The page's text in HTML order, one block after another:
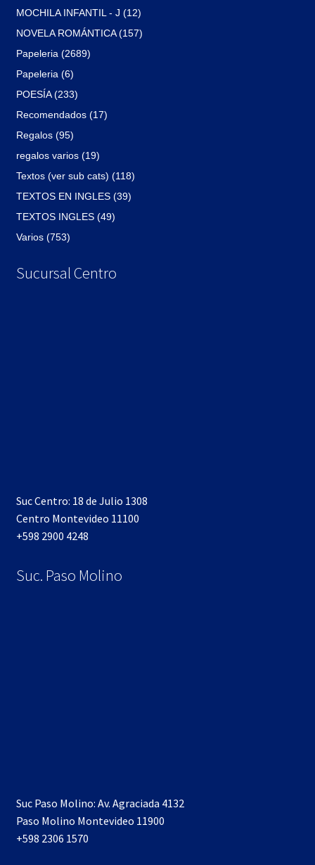
MOCHILA INFANTIL - J (12)
NOVELA ROMÁNTICA (157)
Papeleria (2689)
Papeleria (6)
POESÍA (233)
Recomendados (17)
Regalos (95)
regalos varios (19)
Textos (ver sub cats) (118)
TEXTOS EN INGLES (39)
TEXTOS INGLES (49)
Varios (753)
Sucursal Centro
Suc Centro: 18 de Julio 1308
Centro Montevideo 11100
+598 2900 4248
Suc. Paso Molino
Suc Paso Molino: Av. Agraciada 4132
Paso Molino Montevideo 11900
+598 2306 1570